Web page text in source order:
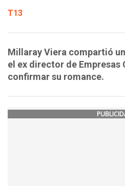
T13
Millaray Viera compartió
el ex director de Empresas
confirmar su romance.